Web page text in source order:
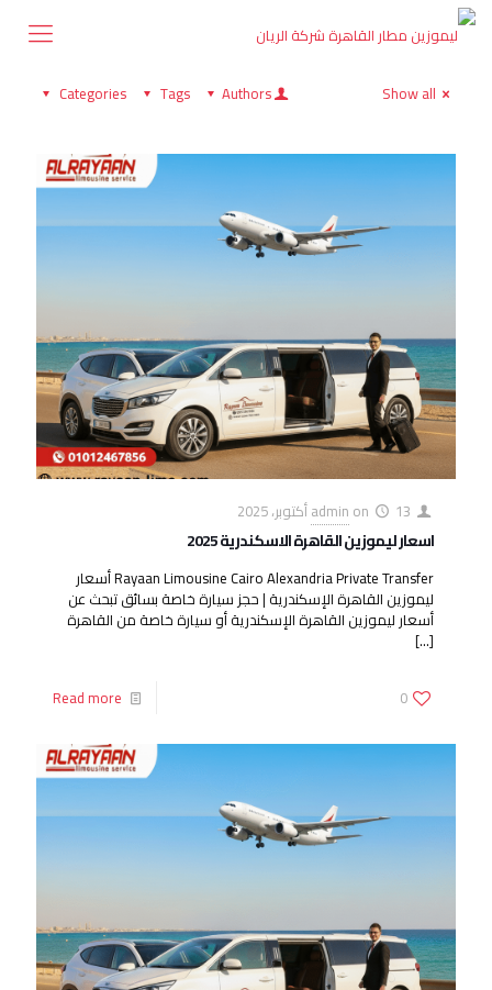
Categories Tags Authors Show all
admin on 13 أكتوبر، 2025
اسعار ليموزين القاهرة الاسكندرية 2025
Rayaan Limousine Cairo Alexandria Private Transfer أسعار
ليموزين القاهرة الإسكندرية | حجز سيارة خاصة بسائق تبحث عن
أسعار ليموزين القاهرة الإسكندرية أو سيارة خاصة من القاهرة
[…]
0
Read more